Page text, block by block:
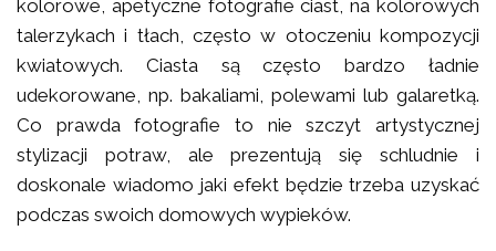
kolorowe, apetyczne fotografie ciast, na kolorowych
talerzykach i tłach, często w otoczeniu kompozycji
kwiatowych. Ciasta są często bardzo ładnie
udekorowane, np. bakaliami, polewami lub galaretką.
Co prawda fotografie to nie szczyt artystycznej
stylizacji potraw, ale prezentują się schludnie i
doskonale wiadomo jaki efekt będzie trzeba uzyskać
podczas swoich domowych wypieków.